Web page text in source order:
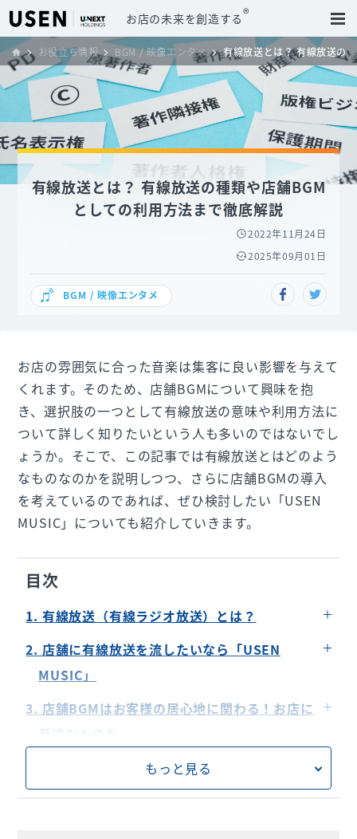
お店の未来を創造する®
お役立ち情報 BGM / 映像エンタメ 有線放送とは？ 有線放送の
有線放送とは？ 有線放送の種類や店舗BGM
としての利用方法まで徹底解説
2022年11月24日
2025年09月01日
BGM / 映像エンタメ
お店の雰囲気に合った音楽は集客に良い影響を与えて
くれます。そのため、店舗BGMについて興味を抱
き、選択肢の一つとして有線放送の意味や利用方法に
ついて詳しく知りたいという人も多いのではないでし
ょうか。そこで、この記事では有線放送とはどのよう
なものなのかを説明しつつ、さらに店舗BGMの導入
を考えているのであれば、ぜひ検討したい「USEN
MUSIC」についても紹介していきます。
目次
1. 有線放送（有線ラジオ放送）とは？
「有線放送」とは
有線放送はどこで使われているの？どんなメリッ
トがあるの？
著作権の処理は本当に大丈夫なの？
2. 店舗に有線放送を流したいなら「USEN
MUSIC」
「USEN MUSIC」とは
3. 店舗BGMはお客様の居心地に関わる！お店に
もっと見る